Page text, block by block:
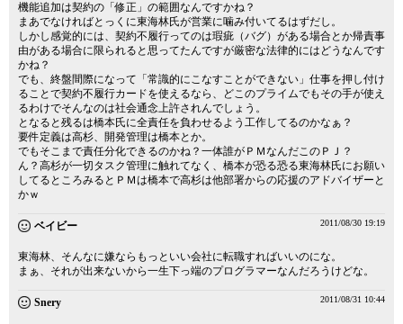
機能追加は契約の「修正」の範囲なんですかね？
まあでなければとっくに東海林氏が営業に噛み付いてるはずだし。
しかし感覚的には、契約不履行ってのは瑕疵（バグ）がある場合とか帰責事
由がある場合に限られると思ってたんですが厳密な法律的にはどうなんです
かね？
でも、終盤間際になって「常識的にこなすことができない」仕事を押し付け
ることで契約不履行カードを使えるなら、どこのプライムでもその手が使え
るわけでそんなのは社会通念上許されんでしょう。
となると残るは橋本氏に全責任を負わせるよう工作してるのかなぁ？
要件定義は高杉、開発管理は橋本とか。
でもそこまで責任分化できるのかね？一体誰がＰＭなんだこのＰＪ？
ん？高杉が一切タスク管理に触れてなく、橋本が恐る恐る東海林氏にお願い
してるところみるとＰＭは橋本で高杉は他部署からの応援のアドバイザーと
かｗ
ベイビー 2011/08/30 19:19
東海林、そんなに嫌ならもっといい会社に転職すればいいのにな。
まぁ、それが出来ないから一生下っ端のプログラマーなんだろうけどな。
Snery 2011/08/31 10:44